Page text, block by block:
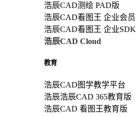
浩辰CAD测绘 PAD版
浩辰CAD看图王 企业会员
浩辰CAD看图王 企业SDK
浩辰CAD Cloud
教育
浩辰CAD图学教学平台
浩辰浩辰CAD 365教育版
浩辰CAD 看图王教育版